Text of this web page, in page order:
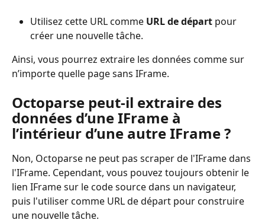
Utilisez cette URL comme URL de départ pour
créer une nouvelle tâche.
Ainsi, vous pourrez extraire les données comme sur
n’importe quelle page sans IFrame.
Octoparse peut-il extraire des
données d’une IFrame à
l’intérieur d’une autre IFrame ?
Non, Octoparse ne peut pas scraper de l'IFrame dans
l'IFrame. Cependant, vous pouvez toujours obtenir le
lien IFrame sur le code source dans un navigateur,
puis l'utiliser comme URL de départ pour construire
une nouvelle tâche.